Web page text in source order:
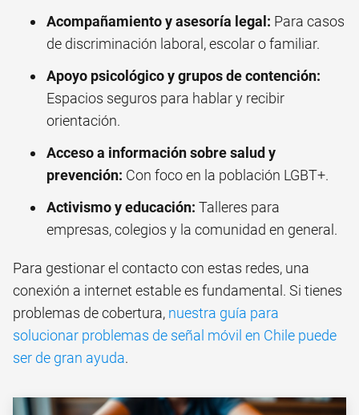
Acompañamiento y asesoría legal: Para casos
de discriminación laboral, escolar o familiar.
Apoyo psicológico y grupos de contención:
Espacios seguros para hablar y recibir
orientación.
Acceso a información sobre salud y
prevención: Con foco en la población LGBT+.
Activismo y educación: Talleres para
empresas, colegios y la comunidad en general.
Para gestionar el contacto con estas redes, una
conexión a internet estable es fundamental. Si tienes
problemas de cobertura, nuestra guía para
solucionar problemas de señal móvil en Chile puede
ser de gran ayuda.